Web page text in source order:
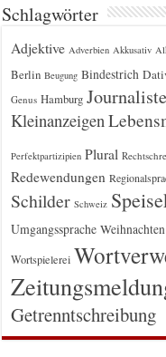
Schlagwörter
Adjektive Adverbien Akkusativ
Berlin Beugung Bindestrich
Genus Hamburg
Kleinanzeigen
Perfektpartizipien Plural
Redewendungen
Schilder Schweiz
Umgangssprache Weihnachten
Wortspielerei
Getrenntschreibung